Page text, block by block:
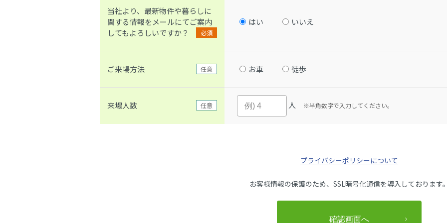
当社より、最新物件や暮らしに
関する情報をメールにてご案内
してもよろしいですか？
必須
はい いいえ
ご来場方法 任意 お車 徒歩
来場人数 任意 人 ※半角数字で入力してください。
プライバシーポリシーについて
お客様情報の保護のため、SSL暗号化通信を導入しております